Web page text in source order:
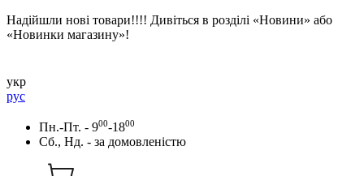
Надійшли нові товари!!!! Дивіться в розділі «Новини» або
«Новинки магазину»!
укр
рус
Пн.-Пт. - 900-1800
Сб., Нд. - за домовленістю